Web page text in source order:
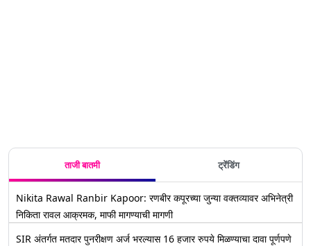
ताजी बातमी ट्रेंडिंग
Nikita Rawal Ranbir Kapoor: रणबीर कपूरच्या जुन्या वक्तव्यावर अभिनेत्री
निकिता रावल आक्रमक, माफी मागण्याची मागणी
SIR अंतर्गत मतदार पुनरीक्षण अर्ज भरल्यास 16 हजार रुपये मिळण्याचा दावा पूर्णपणे